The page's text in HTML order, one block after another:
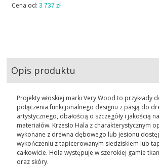
Cena od:3 737 zł
Opis produktu
Projekty włoskiej marki Very Wood to przykłady
połączenia funkcjonalnego designu z pasją do
artystycznego, dbałością o szczegóły i jakością
materiałów. Krzesło Hala z charakterystycznym
wykonane z drewna dębowego lub jesionu
wykończeniu z tapicerowanym siedziskiem lub
całkowicie. Hola występuje w szerokiej gamie
oraz skóry.